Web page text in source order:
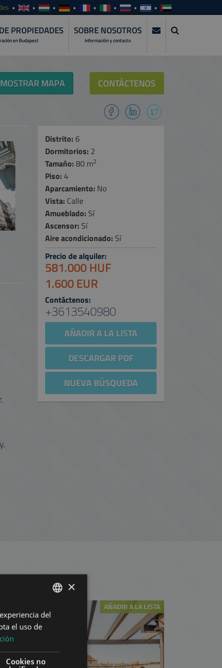
PROPIEDADES
en Budapest
SOBRE NOSOTROS
información y contacto
MOSTRAR MAPA CONTÁCTENOS
Distrito: 6
Dormitorios: 2
Tamaño: 80 m2
Piso: 4
Aparcamiento: No
Vista: Calle
Amueblado: Sí
Ascensor: Sí
Aire acondicionado: Sí
Precio de alquiler:
581.000 HUF
1.600 EUR
Contáctenos:
+3613540980
AÑADIR A LA LISTA
DESCARGAR PDF
NUEVA BÚSQUEDA
AÑADIR A LA LISTA
ENGLISH
HUNGARIAN
FRENCH
×
del
el uso de
Cookies no